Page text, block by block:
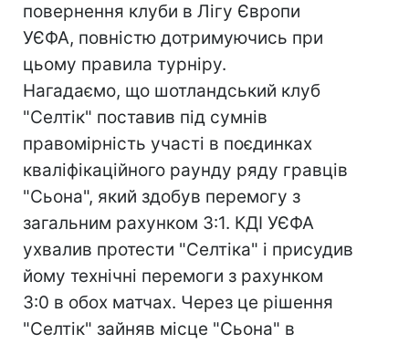
повернення клуби в Лігу Європи
УЄФА, повністю дотримуючись при
цьому правила турніру.
Нагадаємо, що шотландський клуб
"Селтік" поставив під сумнів
правомірність участі в поєдинках
кваліфікаційного раунду ряду гравців
"Сьона", який здобув перемогу з
загальним рахунком 3:1. КДІ УЄФА
ухвалив протести "Селтіка" і присудив
йому технічні перемоги з рахунком
3:0 в обох матчах. Через це рішення
"Селтік" зайняв місце "Сьона" в